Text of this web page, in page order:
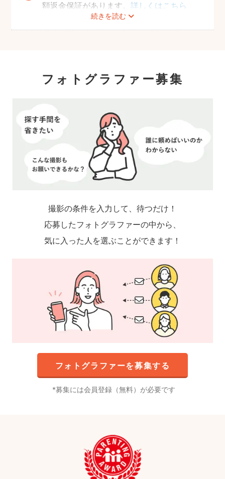
続きを読む
額返金保証があります。詳しくはこちら
フォトグラファー募集
撮影の条件を入力して、待つだけ！
応募したフォトグラファーの中から、
気に入った人を選ぶことができます！
フォトグラファーを募集する
募集には会員登録（無料）が必要です